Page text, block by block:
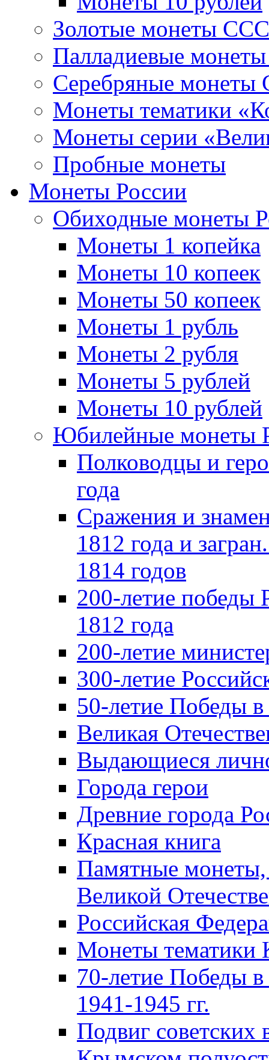
Золотые монеты
Палладиевые
Серебряные монеты
Монеты тематики
Монеты серии
Пробные монеты
Монеты России
Обиходные монеты
Монеты 1 копейка
Монеты 10 копеек
Монеты 50 копеек
Монеты 1 рубль
Монеты 2 рубля
Монеты 5 рублей
Монеты 10 рублей
Юбилейные монеты
Полководцы и
года
Сражения и
1812 года и
1814 годов
200-летие победы
1812 года
200-летие
300-летие
50-летие Победы
Великая
Выдающиеся
Города герои
Древние города
Красная книга
Памятные
Великой
Российская
Монеты тематики
70-летие Победы
1941-1945 гг.
Подвиг советских